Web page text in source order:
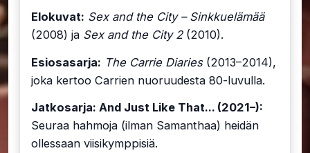
Elokuvat: Sex and the City – Sinkkuelämää
(2008) ja Sex and the City 2(2010).
Esiosasarja: The Carrie Diaries(2013–2014),
joka kertoo Carrien nuoruudesta 80-luvulla.
Jatkosarja: And Just Like That... (2021–):
Seuraa hahmoja (ilman Samanthaa) heidän
ollessaan viisikymppisiä.